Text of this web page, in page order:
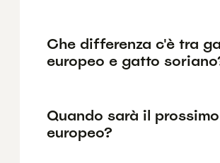
Che differenza c'è tra
europeo e gatto
Quando sarà il prossimo
europeo?